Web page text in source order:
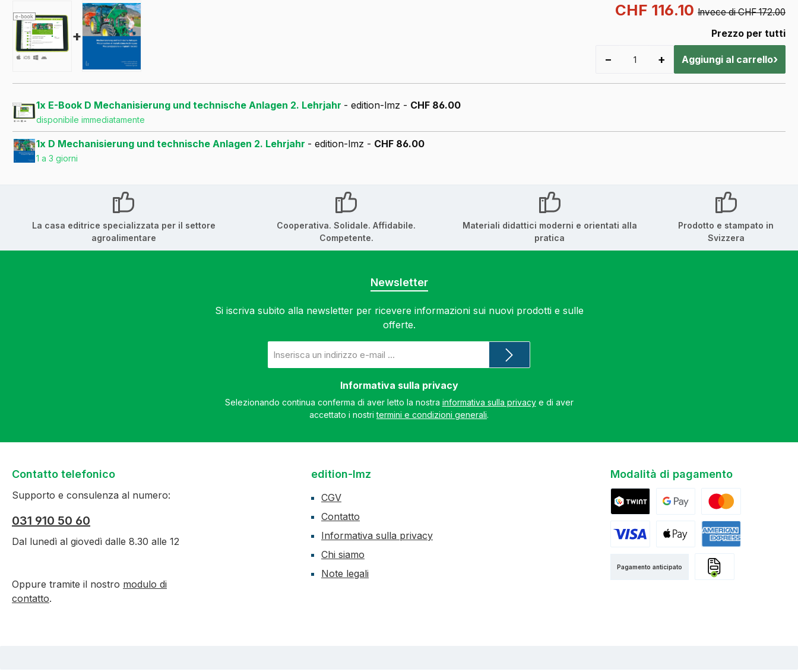
+
CHF 116.10 Invece di CHF 172.00
Prezzo per tutti
− + Aggiungi al carrello›
1x E-Book D Mechanisierung und technische Anlagen 2. Lehrjahr - edition-lmz - CHF 86.00
disponibile immediatamente
1x D Mechanisierung und technische Anlagen 2. Lehrjahr - edition-lmz - CHF 86.00
1 a 3 giorni
La casa editrice specializzata per il settore
agroalimentare
Cooperativa. Solidale. Affidabile.
Competente.
Materiali didattici moderni e orientati alla
pratica
Prodotto e stampato in
Svizzera
Newsletter
Si iscriva subito alla newsletter per ricevere informazioni sui nuovi prodotti e sulle
offerte.
e-
mail
Informativa sulla privacy
Selezionando continua conferma di aver letto la nostra informativa sulla privacye di aver
accettato i nostritermini e condizioni generali.
Contatto telefonico
Supporto e consulenza al numero:
031 910 50 60
Dal lunedì al giovedì dalle 8.30 alle 12
Oppure tramite il nostro modulo di
contatto.
edition-lmz
CGV
Contatto
Informativa sulla privacy
Chi siamo
Note legali
Modalità di pagamento
Google PayMastercard
Pagamento anticipato